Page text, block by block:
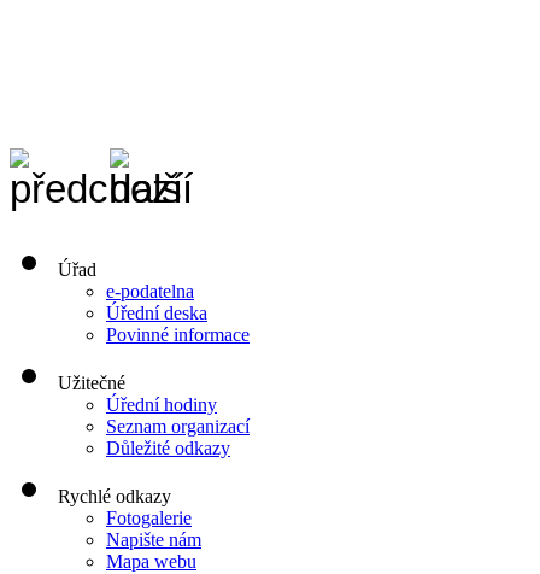
Úřad
e-podatelna
Úřední deska
Povinné informace
Užitečné
Úřední hodiny
Seznam organizací
Důležité odkazy
Rychlé odkazy
Fotogalerie
Napište nám
Mapa webu